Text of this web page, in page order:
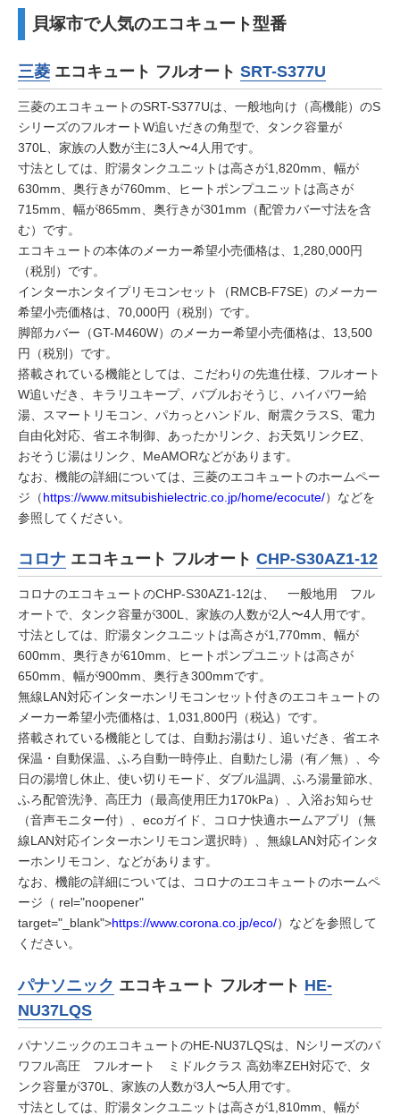
貝塚市で人気のエコキュート型番
三菱 エコキュート フルオート SRT-S377U
三菱のエコキュートのSRT-S377Uは、一般地向け（高機能）のS
シリーズのフルオートW追いだきの角型で、タンク容量が
370L、家族の人数が主に3人〜4人用です。
寸法としては、貯湯タンクユニットは高さが1,820mm、幅が
630mm、奥行きが760mm、ヒートポンプユニットは高さが
715mm、幅が865mm、奥行きが301mm（配管カバー寸法を含
む）です。
エコキュートの本体のメーカー希望小売価格は、1,280,000円
（税別）です。
インターホンタイプリモコンセット（RMCB-F7SE）のメーカー
希望小売価格は、70,000円（税別）です。
脚部カバー（GT-M460W）のメーカー希望小売価格は、13,500
円（税別）です。
搭載されている機能としては、こだわりの先進仕様、フルオート
W追いだき、キラリユキープ、バブルおそうじ、ハイパワー給
湯、スマートリモコン、パカっとハンドル、耐震クラスS、電力
自由化対応、省エネ制御、あったかリンク、お天気リンクEZ、
おそうじ湯はリンク、MeAMORなどがあります。
なお、機能の詳細については、三菱のエコキュートのホームペー
ジ（https://www.mitsubishielectric.co.jp/home/ecocute/）などを
参照してください。
コロナ エコキュート フルオート CHP-S30AZ1-12
コロナのエコキュートのCHP-S30AZ1-12は、 一般地用 フル
オートで、タンク容量が300L、家族の人数が2人〜4人用です。
寸法としては、貯湯タンクユニットは高さが1,770mm、幅が
600mm、奥行きが610mm、ヒートポンプユニットは高さが
650mm、幅が900mm、奥行き300mmです。
無線LAN対応インターホンリモコンセット付きのエコキュートの
メーカー希望小売価格は、1,031,800円（税込）です。
搭載されている機能としては、自動お湯はり、追いだき、省エネ
保温・自動保温、ふろ自動一時停止、自動たし湯（有／無）、今
日の湯増し休止、使い切りモード、ダブル温調、ふろ湯量節水、
ふろ配管洗浄、高圧力（最高使用圧力170kPa）、入浴お知らせ
（音声モニター付）、ecoガイド、コロナ快適ホームアプリ（無
線LAN対応インターホンリモコン選択時）、無線LAN対応インタ
ーホンリモコン、などがあります。
なお、機能の詳細については、コロナのエコキュートのホームペ
ージ（ rel="noopener"
target="_blank">https://www.corona.co.jp/eco/）などを参照して
ください。
パナソニック エコキュート フルオート HE-
NU37LQS
パナソニックのエコキュートのHE-NU37LQSは、Nシリーズのパ
ワフル高圧 フルオート ミドルクラス 高効率ZEH対応で、タ
ンク容量が370L、家族の人数が3人〜5人用です。
寸法としては、貯湯タンクユニットは高さが1,810mm、幅が